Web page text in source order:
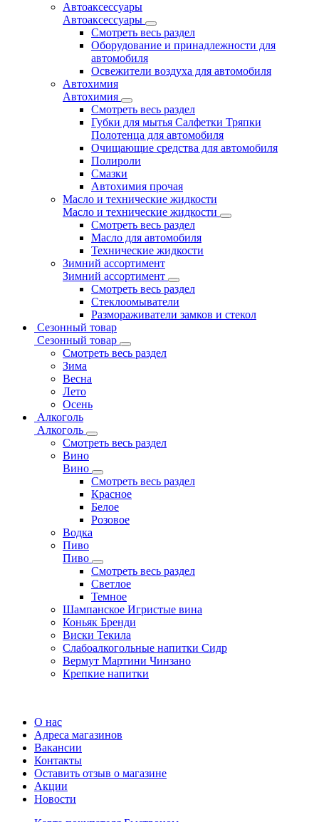
Автоаксессуары
Автоаксессуары
Смотреть весь раздел
Оборудование и принадлежности для
автомобиля
Освежители воздуха для автомобиля
Автохимия
Автохимия
Смотреть весь раздел
Губки для мытья Салфетки Тряпки
Полотенца для автомобиля
Очищающие средства для автомобиля
Полироли
Смазки
Автохимия прочая
Масло и технические жидкости
Масло и технические жидкости
Смотреть весь раздел
Масло для автомобиля
Технические жидкости
Зимний ассортимент
Зимний ассортимент
Смотреть весь раздел
Стеклоомыватели
Размораживатели замков и стекол
Сезонный товар
Сезонный товар
Смотреть весь раздел
Зима
Весна
Лето
Осень
Алкоголь
Алкоголь
Смотреть весь раздел
Вино
Вино
Смотреть весь раздел
Красное
Белое
Розовое
Водка
Пиво
Пиво
Смотреть весь раздел
Cветлое
Темное
Шампанское Игристые вина
Коньяк Бренди
Виски Текила
Слабоалкогольные напитки Сидр
Вермут Мартини Чинзано
Крепкие напитки
О нас
Адреса магазинов
Вакансии
Контакты
Оставить отзыв о магазине
Акции
Новости